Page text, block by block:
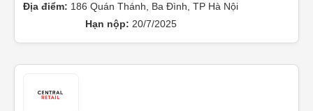
Địa điểm: 186 Quán Thánh, Ba Đình, TP Hà Nội
Hạn nộp: 20/7/2025